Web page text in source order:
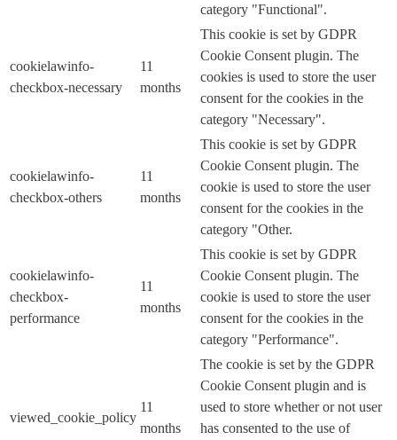
category "Functional".
cookielawinfo-
checkbox-necessary
11
months
This cookie is set by GDPR
Cookie Consent plugin. The
cookies is used to store the user
consent for the cookies in the
category "Necessary".
cookielawinfo-
checkbox-others
11
months
This cookie is set by GDPR
Cookie Consent plugin. The
cookie is used to store the user
consent for the cookies in the
category "Other.
cookielawinfo-
checkbox-
performance
11
months
This cookie is set by GDPR
Cookie Consent plugin. The
cookie is used to store the user
consent for the cookies in the
category "Performance".
viewed_cookie_policy
11
months
The cookie is set by the GDPR
Cookie Consent plugin and is
used to store whether or not user
has consented to the use of